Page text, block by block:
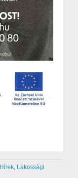
Hírek, Lakossági